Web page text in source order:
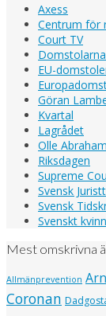
Axess
Centrum för
Court TV
EU-
Göran
Kvartal
Lagrådet
Olle
Riksdagen
Supreme
Svensk
Svensk
Svenskt
Mest omskrivna
Allmänprevention
Coronan